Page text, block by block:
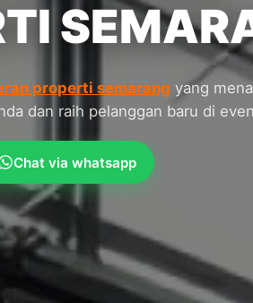
properti semarang yang
dan raih pelanggan baru di
Chat via whatsapp